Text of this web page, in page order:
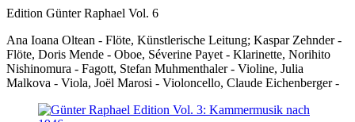
Edition Günter Raphael Vol. 6
Ana Ioana Oltean - Flöte, Künstlerische Leitung; Kaspar Zehnder -
Flöte, Doris Mende - Oboe, Séverine Payet - Klarinette, Norihito
Nishinomura - Fagott, Stefan Muhmenthaler - Violine, Julia
Malkova - Viola, Joël Marosi - Violoncello, Claude Eichenberger -